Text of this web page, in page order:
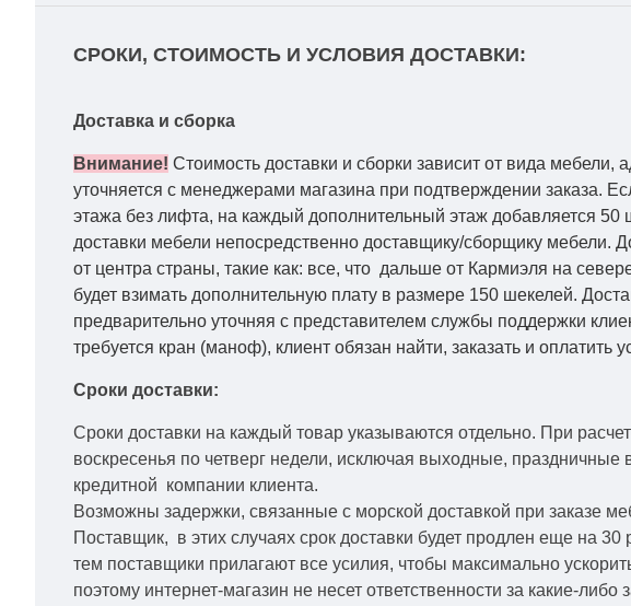
СРОКИ, СТОИМОСТЬ И УСЛОВИЯ ДОСТАВКИ:
Доставка и сборка
Внимание! Стоимость доставки и сборки зависит от вида мебели,
уточняется с менеджерами магазина при подтверждении заказа.
этажа без лифта, на каждый дополнительный этаж добавляется 50
доставки мебели непосредственно доставщику/сборщику мебели.
от центра страны, такие как: все, что дальше от Кармиэля на
будет взимать дополнительную плату в размере 150 шекелей.
предварительно уточняя с представителем службы поддержки
требуется кран (маноф), клиент обязан найти, заказать и оплатить
Сроки доставки:
Сроки доставки на каждый товар указываются отдельно. При
воскресенья по четверг недели, исключая выходные,
кредитной компании клиента.
Возможны задержки, связанные с морской доставкой при заказе
Поставщик, в этих случаях срок доставки будет продлен еще на 30
тем поставщики прилагают все усилия, чтобы максимально
поэтому интернет-магазин не несет ответственности за какие-либо